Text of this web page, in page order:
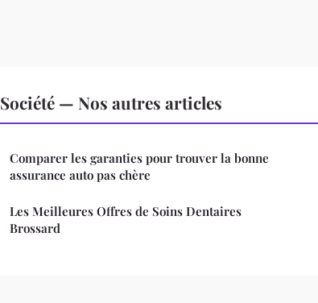
Société — Nos autres articles
Comparer les garanties pour trouver la bonne
assurance auto pas chère
Les Meilleures Offres de Soins Dentaires
Brossard